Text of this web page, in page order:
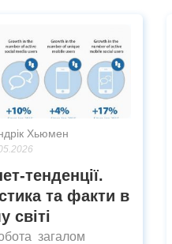
Хьюмен
тенденції.
та факти в
світі
загалом